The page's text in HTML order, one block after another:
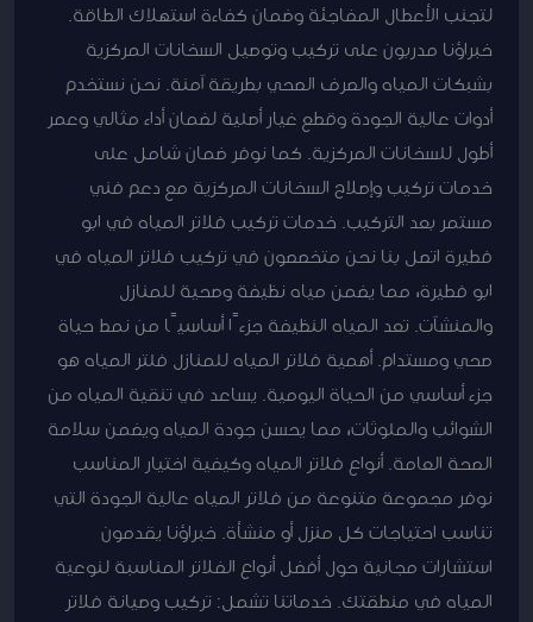
لتجنب الأعطال المفاجئة وضمان كفاءة استهلاك الطاقة.
خبراؤنا مدربون على تركيب وتوصيل السخانات المركزية
بشبكات المياه والصرف الصحي بطريقة آمنة. نحن نستخدم
أدوات عالية الجودة وقطع غيار أصلية لضمان أداء مثالي وعمر
أطول للسخانات المركزية. كما نوفر ضمان شامل على
خدمات تركيب وإصلاح السخانات المركزية مع دعم فني
مستمر بعد التركيب. خدمات تركيب فلاتر المياه في ابو
فطيرة اتصل بنا نحن متخصصون في تركيب فلاتر المياه في
ابو فطيرة، مما يضمن مياه نظيفة وصحية للمنازل
والمنشآت. تعد المياه النظيفة جزءًا أساسيًا من نمط حياة
صحي ومستدام. أهمية فلاتر المياه للمنازل فلتر المياه هو
جزء أساسي من الحياة اليومية. يساعد في تنقية المياه من
الشوائب والملوثات، مما يحسن جودة المياه ويضمن سلامة
الصحة العامة. أنواع فلاتر المياه وكيفية اختيار المناسب
نوفر مجموعة متنوعة من فلاتر المياه عالية الجودة التي
تناسب احتياجات كل منزل أو منشأة. خبراؤنا يقدمون
استشارات مجانية حول أفضل أنواع الفلاتر المناسبة لنوعية
المياه في منطقتك. خدماتنا تشمل: تركيب وصيانة فلاتر